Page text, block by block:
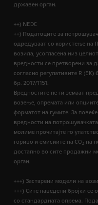
државен орган.
++) NEDC
++) Податоците за
одредуваат со користење на
возила, усогласена низ
вредности се претворени за
согласно регулативите R (EК)
бр. 2017/1151.
Вредностите не ги земаат
возење, опремата или
форматот на гумите. За
вредности на
молиме прочитајте го
гориво и емисиите на CO2 на
достапно во сите продажни
орган.
+++) Застарени модели на
+++) Сите наведени бројки
со стандардната опрема.